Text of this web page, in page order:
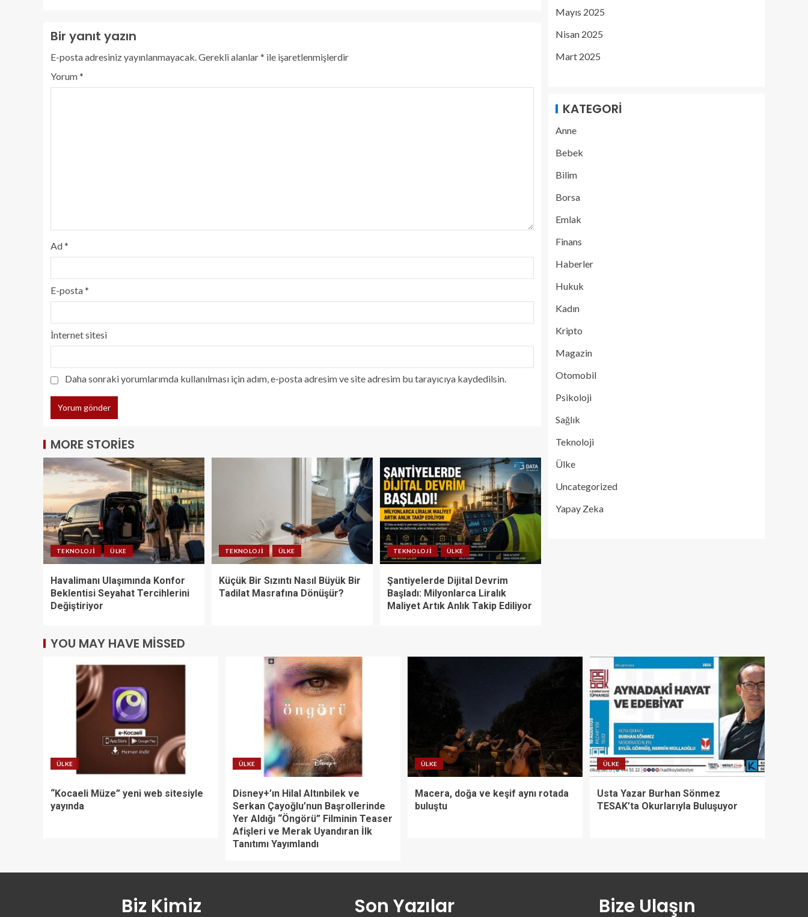
Bir yanıt yazın
E-posta adresiniz yayınlanmayacak.Gerekli alanlar* ile işaretlenmişlerdir
Yorum*
Ad*
E-posta*
İnternet sitesi
Daha sonraki yorumlarımda kullanılması için adım, e-posta adresim ve site adresim bu tarayıcıya kaydedilsin.
MORE STORIES
TEKNOLOJI ÜLKE
Havalimanı Ulaşımında Konfor
Beklentisi Seyahat Tercihlerini
Değiştiriyor
TEKNOLOJI ÜLKE
Küçük Bir Sızıntı Nasıl Büyük Bir
Tadilat Masrafına Dönüşür?
TEKNOLOJI ÜLKE
Şantiyelerde Dijital Devrim
Başladı: Milyonlarca Liralık
Maliyet Artık Anlık Takip Ediliyor
Mayıs 2025
Nisan 2025
Mart 2025
KATEGORI
Anne
Bebek
Bilim
Borsa
Emlak
Finans
Haberler
Hukuk
Kadın
Kripto
Magazin
Otomobil
Psikoloji
Sağlık
Teknoloji
Ülke
Uncategorized
Yapay Zeka
YOU MAY HAVE MISSED
ÜLKE
“Kocaeli Müze” yeni web sitesiyle
yayında
ÜLKE
Disney+’ın Hilal Altınbilek ve
Serkan Çayoğlu’nun Başrollerinde
Yer Aldığı “Öngörü” Filminin Teaser
Afişleri ve Merak Uyandıran İlk
Tanıtımı Yayımlandı
ÜLKE
Macera, doğa ve keşif aynı rotada
buluştu
ÜLKE
Usta Yazar Burhan Sönmez
TESAK’ta Okurlarıyla Buluşuyor
Biz Kimiz Son Yazılar Bize Ulaşın